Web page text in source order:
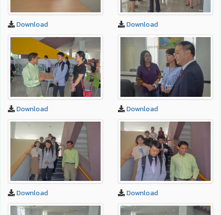
Download Download
Download Download
Download Download